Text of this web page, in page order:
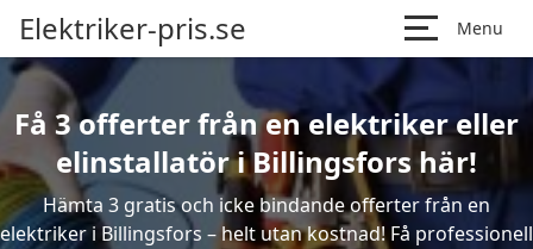
Elektriker-pris.se Menu
Få 3 offerter från en elektriker eller
elinstallatör i Billingsfors här!
Hämta 3 gratis och icke bindande offerter från en
elektriker i Billingsfors – helt utan kostnad! Få professionell